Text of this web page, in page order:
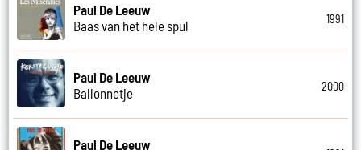
Paul De Leeuw
Baas van het hele spul
1991
Paul De Leeuw
Ballonnetje
2000
Paul De Leeuw